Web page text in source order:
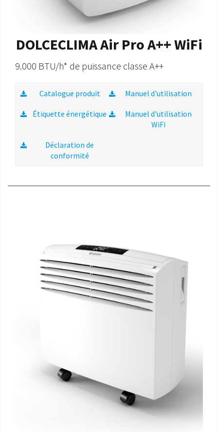
DOLCECLIMA Air Pro A++ WiFi
9.000 BTU/h* de puissance classe A++
Catalogue produit Manuel d'utilisation
Étiquette énergétique
Manuel d'utilisation
WiFi
Déclaration de
conformité